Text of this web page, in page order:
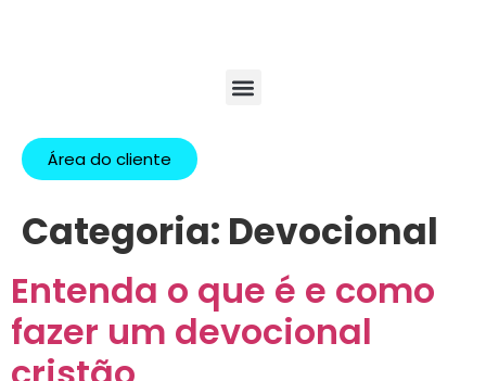
Área do cliente
Categoria: Devocional
Entenda o que é e como
fazer um devocional